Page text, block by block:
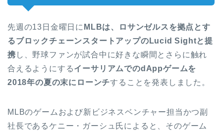
先週の13日金曜日に MLBは、ロサンゼルスを拠点とす
るブロックチェーンスタートアップのLucid Sightと提
携 し、野球ファンが試合中に好きな瞬間とさらに触れ
合えるようにするイーサリアムでのdAppゲームを
2018年の夏の末にローンチすることを発表しました。
MLBのゲームおよび新ビジネスベンチャー担当かつ副
社長であるケニー・ガーシュ氏によると、そのゲーム